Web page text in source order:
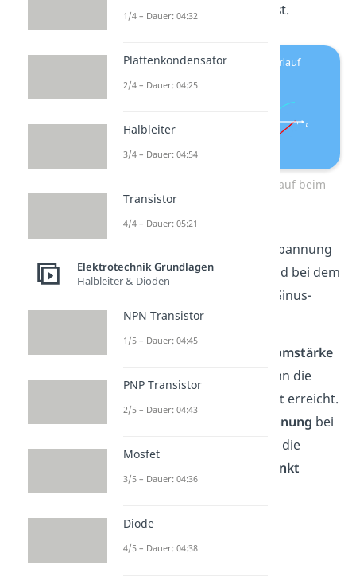
Größen beobachten kannst.
Spannungs- und Stromverlauf beim
Der Verlauf stellt bei der Spannung
U(t)eine Kosinus-Kurve und bei dem
eine Sinus-
Kurve dar.
Stromstärke
, wenn die
Nullpunkt erreicht.
Spannung bei
an, wenn die
Nullpunkt
1/4 – Dauer: 04:32
Plattenkondensator
2/4 – Dauer: 04:25
Halbleiter
3/4 – Dauer: 04:54
Transistor
4/4 – Dauer: 05:21
Elektrotechnik Grundlagen
Halbleiter & Dioden
NPN Transistor
1/5 – Dauer: 04:45
PNP Transistor
2/5 – Dauer: 04:43
Mosfet
3/5 – Dauer: 04:36
Diode
4/5 – Dauer: 04:38